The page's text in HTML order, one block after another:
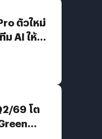
ตัวใหม่
ม AI ให้
69 โต